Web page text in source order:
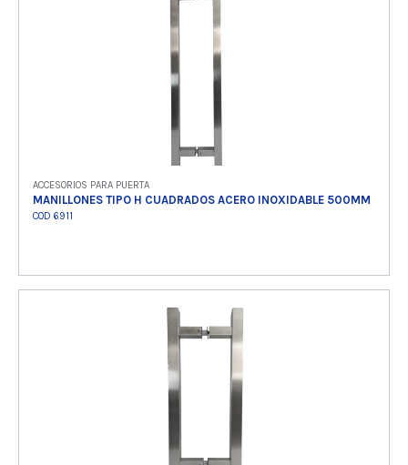
ACCESORIOS PARA PUERTA
MANILLONES TIPO H CUADRADOS ACERO INOXIDABLE 500MM
COD 6911
Ver producto